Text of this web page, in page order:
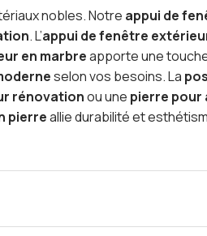
nobles. Notre appui de
. L’appui de fenêtre
en marbreapporte une
selon vos besoins. La
rénovationou une pierre pour
pierreallie durabilité et